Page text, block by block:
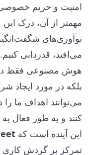
امنیت و حریم خصوصی
مهمتر از آن، درک
نوآوری‌های
هوش مصنوعی فقط در
بلکه در مورد ایجاد
می‌توانند اهداف ما را
کنند و به طور فعال
این آینده است که
تمرکز بر گردش کاری